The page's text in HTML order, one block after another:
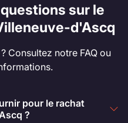
sur le
d'Ascq
Consultez notre FAQ ou
pour le rachat
?